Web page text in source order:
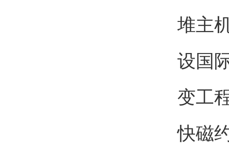
堆主
设国
变工
快磁